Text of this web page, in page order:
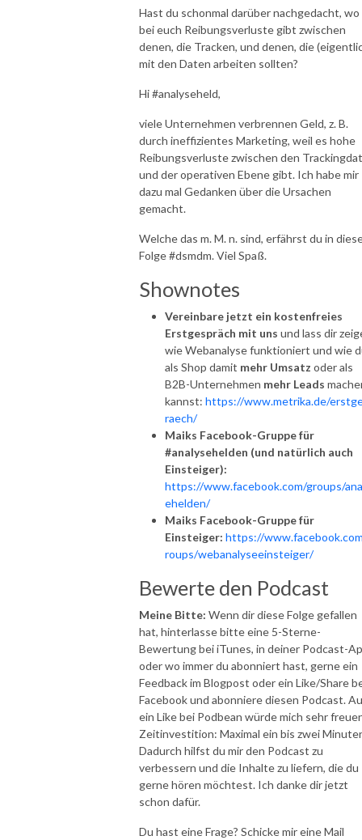
Hast du schonmal darüber nachgedacht, wo
bei euch Reibungsverluste gibt zwischen
denen, die Tracken, und denen, die
mit den Daten arbeiten sollten?
Hi #analyseheld,
viele Unternehmen verbrennen Geld, z. B.
durch ineffizientes Marketing, weil es hohe
Reibungsverluste zwischen den
und der operativen Ebene gibt. Ich habe mir
dazu mal Gedanken über die Ursachen
gemacht.
Welche das m. M. n. sind, erfährst du in
Folge #dsmdm. Viel Spaß.
Shownotes
Vereinbare jetzt ein kostenfreies
Erstgespräch mit uns und lass dir
wie Webanalyse funktioniert und wie
als Shop damit mehr Umsatz oder als
B2B-Unternehmen mehr Leads
kannst: https://www.metrika.de/
raech/
Maiks Facebook-Gruppe für
#analysehelden (und natürlich auch
Einsteiger):
https://www.facebook.com/groups/
ehelden/
Maiks Facebook-Gruppe für
Einsteiger: https://
roups/webanalyseeinsteiger/
Bewerte den Podcast
Meine Bitte: Wenn dir diese Folge gefallen
hat, hinterlasse bitte eine 5-Sterne-
Bewertung bei iTunes, in deiner Podcast-
oder wo immer du abonniert hast, gerne ein
Feedback im Blogpost oder ein Like/Share
Facebook und abonniere diesen Podcast.
ein Like bei Podbean würde mich sehr
Zeitinvestition: Maximal ein bis zwei
Dadurch hilfst du mir den Podcast zu
verbessern und die Inhalte zu liefern, die du
gerne hören möchtest. Ich danke dir jetzt
schon dafür.
Du hast eine Frage? Schicke mir eine Mail